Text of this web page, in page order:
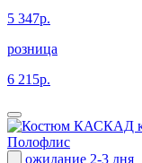
5 347р.
розница
6 215р.
ожидание 2-3 дня